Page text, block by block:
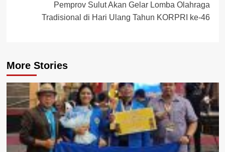
Pemprov Sulut Akan Gelar Lomba Olahraga
Tradisional di Hari Ulang Tahun KORPRI ke-46
More Stories